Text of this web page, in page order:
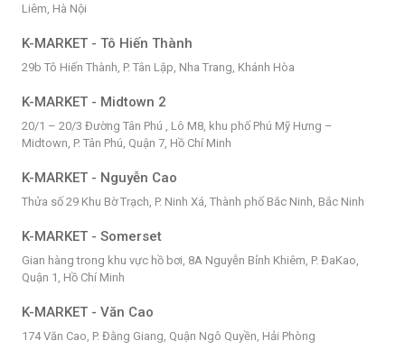
Liêm, Hà Nội
K-MARKET - Tô Hiến Thành
29b Tô Hiến Thành, P. Tân Lập, Nha Trang, Khánh Hòa
K-MARKET - Midtown 2
20/1 – 20/3 Đường Tân Phú , Lô M8, khu phố Phú Mỹ Hưng –
Midtown, P. Tân Phú, Quận 7, Hồ Chí Minh
K-MARKET - Nguyễn Cao
Thửa số 29 Khu Bờ Trạch, P. Ninh Xá, Thành phố Bắc Ninh, Bắc Ninh
K-MARKET - Somerset
Gian hàng trong khu vực hồ bơi, 8A Nguyễn Bỉnh Khiêm, P. ĐaKao,
Quận 1, Hồ Chí Minh
K-MARKET - Văn Cao
174 Văn Cao, P. Đằng Giang, Quận Ngô Quyền, Hải Phòng